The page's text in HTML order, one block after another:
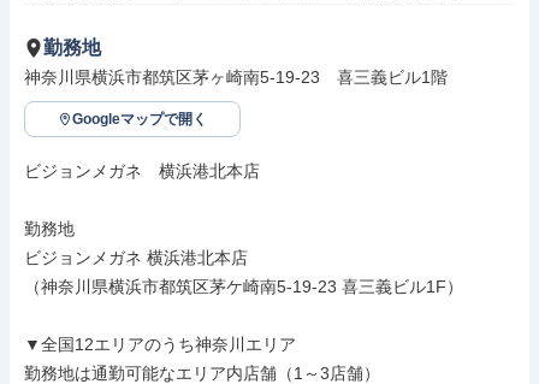
勤務地
神奈川県横浜市都筑区茅ヶ崎南5-19-23　喜三義ビル1階
Googleマップで開く
ビジョンメガネ　横浜港北本店
勤務地
ビジョンメガネ 横浜港北本店
（神奈川県横浜市都筑区茅ケ崎南5-19-23 喜三義ビル1F）
▼全国12エリアのうち神奈川エリア
勤務地は通勤可能なエリア内店舗（1～3店舗）